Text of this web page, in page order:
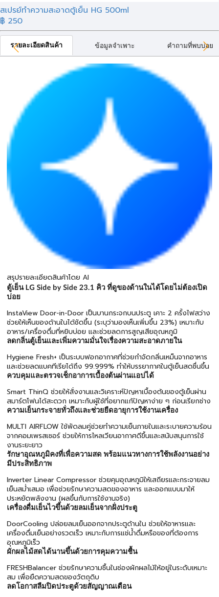
สเปรย์ทำความสะอาดตู้เย็น HG 500ml
฿ 250
รายละเอียดสินค้า ข้อมูลจำเพาะ คำถามที่พบบ่อย
สรุปรายละเอียดสินค้าโดย AI
ตู้เย็น LG Side by Side 23.1 คิว ที่ดูของด้านในได้โดยไม่ต้องเปิด
บ่อย
InstaView Door-in-Door เป็นบานกระจกบนประตู เคาะ 2 ครั้งไฟสว่าง
ช่วยให้เห็นของด้านในได้ชัดขึ้น (ระบุว่ามองเห็นเพิ่มขึ้น 23%) เหมาะกับ
อาหาร/เครื่องดื่มที่หยิบบ่อย และช่วยลดการสูญเสียอุณหภูมิ
ลดกลิ่นตู้เย็นและเพิ่มความมั่นใจเรื่องความสะอาดภายใน
Hygiene Fresh+ เป็นระบบฟอกอากาศที่ช่วยกำจัดกลิ่นเหม็นจากอาหาร
และช่วยลดแบคทีเรียได้ถึง 99.999% ทำให้บรรยากาศในตู้เย็นสดชื่นขึ้น
ควบคุมและตรวจเช็กอาการเบื้องต้นผ่านแอปได้
Smart ThinQ ช่วยให้สั่งงานและวิเคราะห์ปัญหาเบื้องต้นของตู้เย็นผ่าน
สมาร์ตโฟนได้สะดวก เหมาะกับผู้ใช้ที่อยากแก้ปัญหาง่าย ๆ ก่อนเรียกช่าง
ความเย็นกระจายทั่วถึงและช่วยยืดอายุการใช้งานเครื่อง
MULTI AIRFLOW ใช้พัดลมคู่ช่วยทำความเย็นภายในและระบายความร้อน
จากคอมเพรสเซอร์ ช่วยให้การไหลเวียนอากาศดีขึ้นและสนับสนุนการใช้
งานระยะยาว
รักษาอุณหภูมิคงที่เพื่อความสด พร้อมแนวทางการใช้พลังงานอย่าง
มีประสิทธิภาพ
Inverter Linear Compressor ช่วยคุมอุณหภูมิให้เสถียรและกระจายลม
เย็นสม่ำเสมอ เพื่อช่วยรักษาความสดของอาหาร และออกแบบมาให้
ประหยัดพลังงาน (ผลขึ้นกับการใช้งานจริง)
เครื่องดื่มเย็นไวขึ้นด้วยลมเย็นจากฝั่งประตู
DoorCooling ปล่อยลมเย็นออกจากประตูด้านใน ช่วยให้อาหารและ
เครื่องดื่มเย็นอย่างรวดเร็ว เหมาะกับการแช่น้ำดื่มหรือของที่ต้องการ
อุณหภูมิเร็ว
ผักผลไม้สดได้นานขึ้นด้วยการคุมความชื้น
FRESHBalancer ช่วยรักษาความชื้นในช่องผักผลไม้ให้อยู่ในระดับเหมาะ
สม เพื่อยืดความสดของวัตถุดิบ
ลดโอกาสลืมปิดประตูด้วยสัญญาณเตือน